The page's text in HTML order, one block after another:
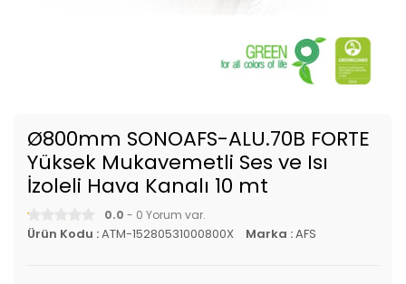
Ø800mm SONOAFS-ALU.70B FORTE
Yüksek Mukavemetli Ses ve Isı
İzoleli Hava Kanalı 10 mt
0.0 - 0 Yorum var.
Ürün Kodu :ATM-15280531000800X Marka :AFS